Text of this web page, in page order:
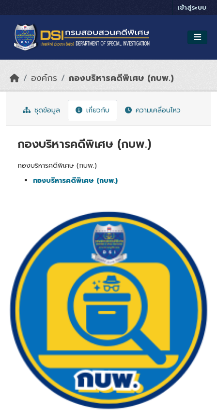
เข้าสู่ระบบ
องค์กร กองบริหารคดีพิเศษ (กบพ.)
ชุดข้อมูล เกี่ยวกับ ความเคลื่อนไหว
กองบริหารคดีพิเศษ (กบพ.)
กองบริหารคดีพิเศษ (กบพ.)
กองบริหารคดีพิเศษ (กบพ.)